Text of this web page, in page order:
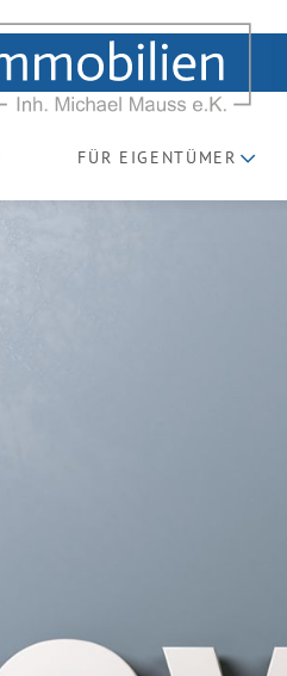
FÜR EIGENTÜMER